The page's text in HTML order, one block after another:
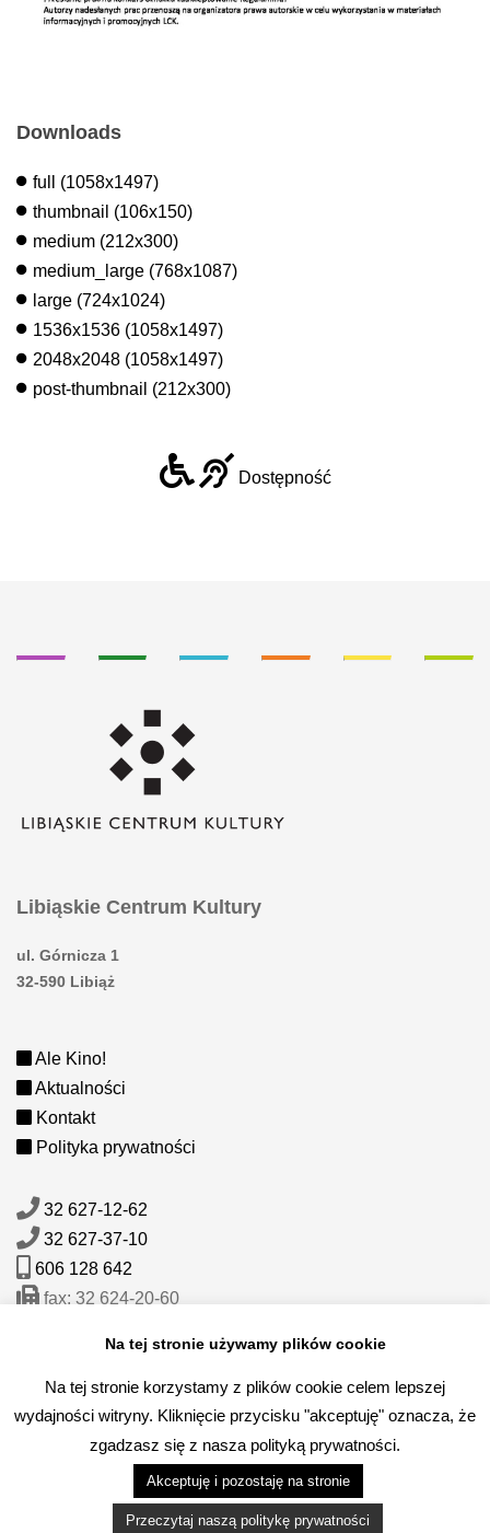
Downloads
full (1058x1497)
thumbnail (106x150)
medium (212x300)
medium_large (768x1087)
large (724x1024)
1536x1536 (1058x1497)
2048x2048 (1058x1497)
post-thumbnail (212x300)
Dostępność
Libiąskie Centrum Kultury
ul. Górnicza 1
32-590 Libiąż
Ale Kino!
Aktualności
Kontakt
Polityka prywatności
32 627-12-62
32 627-37-10
606 128 642
fax: 32 624-20-60
© 2025 by Libiąskie Centrum Kultury. Wszelkie prawa
zastrzeżone.
Na tej stronie używamy plików cookie
Na tej stronie korzystamy z plików cookie celem lepszej
wydajności witryny. Kliknięcie przycisku "akceptuję" oznacza, że
zgadzasz się z nasza polityką prywatności.
Akceptuję i pozostaję na stronie
Przeczytaj naszą politykę prywatności